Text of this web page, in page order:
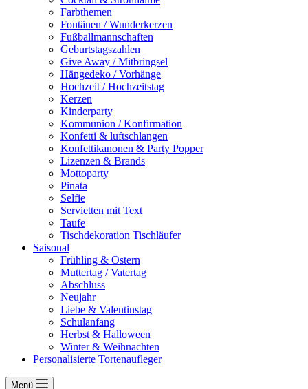
Farbthemen
Fontänen / Wunderkerzen
Fußballmannschaften
Geburtstagszahlen
Give Away / Mitbringsel
Hängedeko / Vorhänge
Hochzeit / Hochzeitstag
Kerzen
Kinderparty
Kommunion / Konfirmation
Konfetti & luftschlangen
Konfettikanonen & Party Popper
Lizenzen & Brands
Mottoparty
Pinata
Selfie
Servietten mit Text
Taufe
Tischdekoration Tischläufer
Saisonal
Frühling & Ostern
Muttertag / Vatertag
Abschluss
Neujahr
Liebe & Valentinstag
Schulanfang
Herbst & Halloween
Winter & Weihnachten
Personalisierte Tortenaufleger
Menü